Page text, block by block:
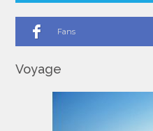
Fans
Voyage